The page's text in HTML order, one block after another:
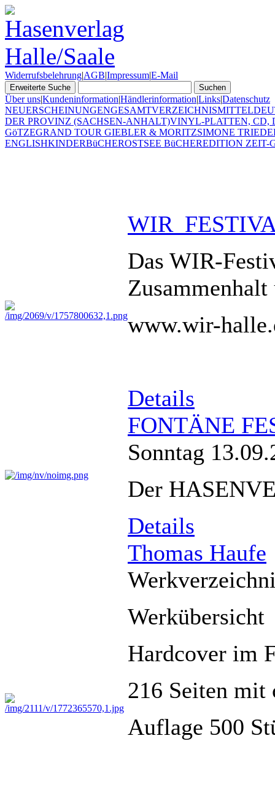
Widerrufsbelehrung|AGB|Impressum|E-Mail
Über uns|Kundeninformation|Händlerinformation|Links|Datenschutz
NEUERSCHEINUNGENGESAMTVERZEICHNIS
DER PROVINZ (SACHSEN-ANHALT)VINYL-PLATTEN, CD,
GöTZEGRAND TOUR GIEBLER & MORITZSIMONE
ENGLISHKINDERBüCHEROSTSEE BüCHEREDITION ZEIT-
Das WIR-
www.wir-
Details
FONTÄNE
Sonntag
Der
Details
Thomas Haufe
Werkübersicht
Hardcover im
216 Seiten mit
Auflage 500